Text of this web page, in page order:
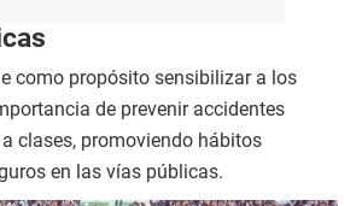
como propósito sensibilizar a los
de prevenir accidentes
clases, promoviendo hábitos
en las vías públicas.